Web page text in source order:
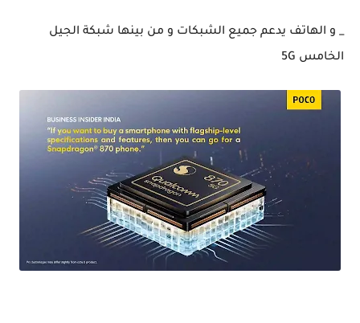
_ و الهاتف يدعم جميع الشبكات و من بينها شبكة الجيل
الخامس 5G